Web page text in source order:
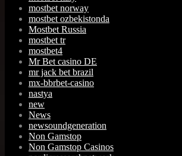
mostbet norway
mostbet ozbekistonda
Mostbet Russia
mostbet tr
mostbet4
Mr Bet casino DE
mr jack bet brazil
mx-bbrbet-casino
nastya
new
News
newsoundgeneration
Non Gamstop
Non Gamstop Casinos